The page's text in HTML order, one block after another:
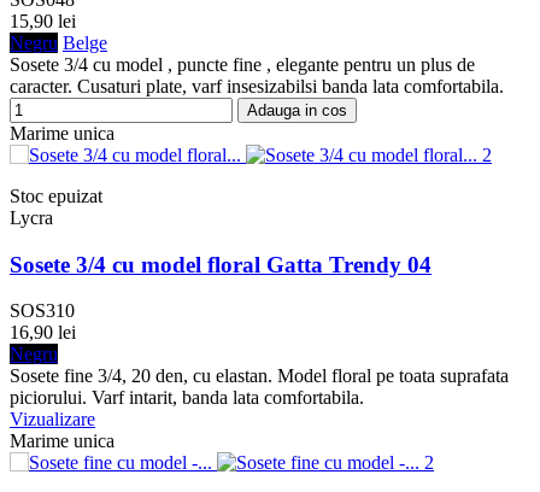
15,90 lei
Negru Belge
Sosete 3/4 cu model , puncte fine , elegante pentru un plus de
caracter. Cusaturi plate, varf insesizabilsi banda lata comfortabila.
Adauga in cos
Marime unica
Stoc epuizat
Lycra
Sosete 3/4 cu model floral Gatta Trendy 04
SOS310
16,90 lei
Negru
Sosete fine 3/4, 20 den, cu elastan. Model floral pe toata suprafata
piciorului. Varf intarit, banda lata comfortabila.
Vizualizare
Marime unica